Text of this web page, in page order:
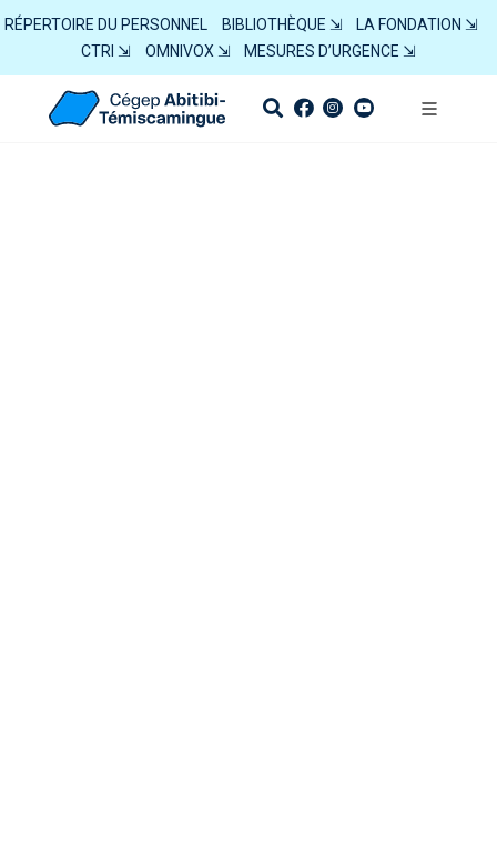
RÉPERTOIRE DU PERSONNEL BIBLIOTHÈQUE ⇲
LA FONDATION ⇲
CTRI ⇲
OMNIVOX ⇲ MESURES D’URGENCE ⇲